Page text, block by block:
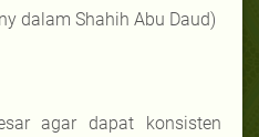
dalam Shahih Abu Daud)
agar dapat konsisten